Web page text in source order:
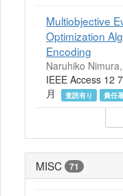
Multiobjective
Optimization
Encoding
Naruhiko
IEEE Access 12
月
査読有り 責任
MISC 71